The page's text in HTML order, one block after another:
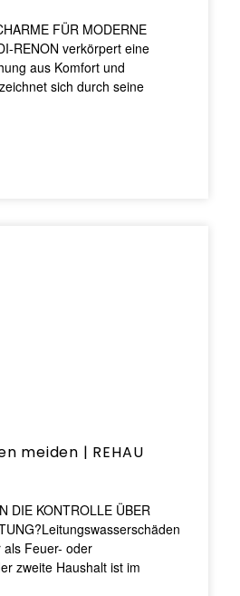
FÜR MODERNE
RENON verkörpert eine
aus Komfort und
sich durch seine
meiden | REHAU
DIE KONTROLLE ÜBER
Feuer- oder
zweite Haushalt ist im